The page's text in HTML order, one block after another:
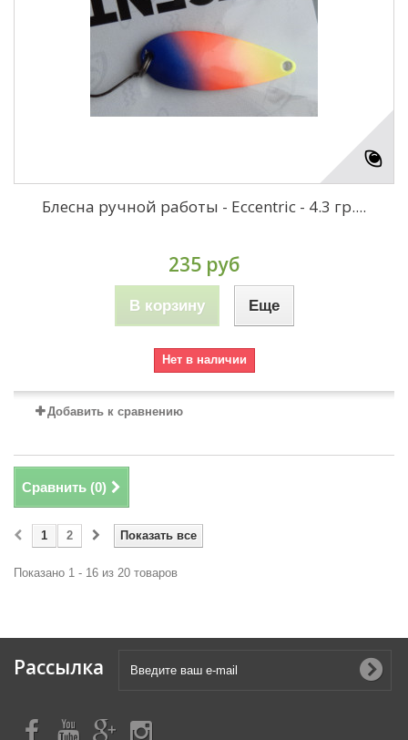
Блесна ручной работы - Eccentric - 4.3 гр....
235 руб
В корзину Еще
Нет в наличии
Добавить к сравнению
Сравнить (0)
Показать все
1 2
Показано 1 - 16 из 20 товаров
Рассылка